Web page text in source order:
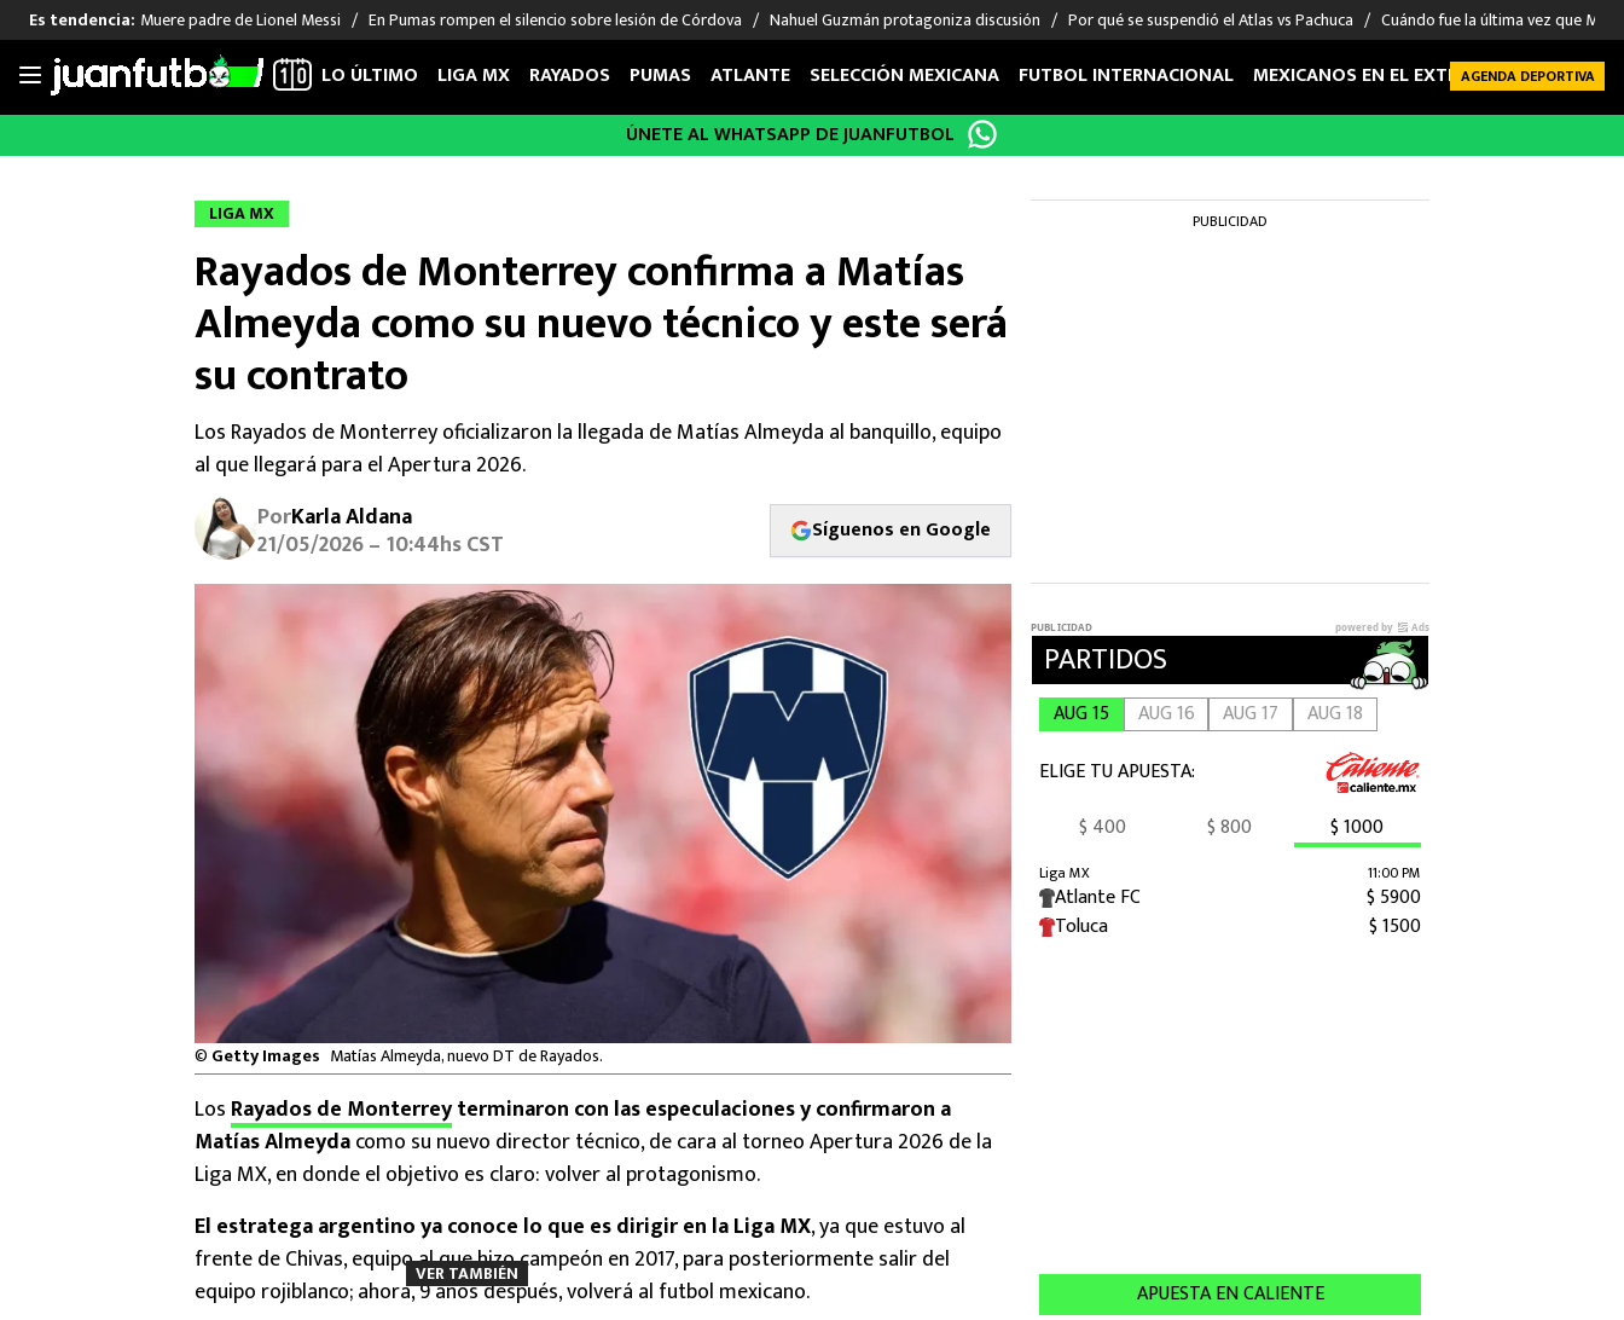
Saltar
Es tendencia: Muere padre de Lionel Messi En Pumas rompen el silencio sobre lesión de Córdova Nahuel Guzmán protagoniza discusión Por qué se suspendió el Atlas vs Pachuca Cuándo fue la última vez que
LIGA MX
Chivas de Guadalajara
Liga MX Femenil
FUT INTERNACIONAL
Las Noticias
Selección Mexicana
Champions League
Europa League
Real Madrid
Barcelona
MEXICANOS EN EL EXTRANJERO
Memo Ochoa
Edson Álvarez
FIGURAS
Sergio Ramos
Giorgos Giakoumakis
André Jardine
DEPORTES
Boxeo
Béisbol
NFL
LO ÚLTIMO LIGA MX RAYADOS PUMAS ATLANTE SELECCIÓN MEXICANA FUTBOL INTERNACIONAL MEXICANOS EN EL EXTRANJERO FUTBOL
AGENDA DEPORTIVA
ÚNETE AL WHATSAPP DE JUANFUTBOL
LIGA MX
Rayados de Monterrey confirma a Matías
Almeyda como su nuevo técnico y este será
su contrato
Los Rayados de Monterrey oficializaron la llegada de Matías Almeyda al banquillo, equipo
al que llegará para el Apertura 2026.
PorKarla Aldana
21/05/2026 – 10:44hs CST Síguenos en Google
© Getty Images Matías Almeyda, nuevo DT de Rayados.
Los Rayados de Monterreyterminaron con las especulaciones y confirmaron a
Matías Almeydacomo su nuevo director técnico, de cara al torneo Apertura 2026 de la
Liga MX, en donde el objetivo es claro: volver al protagonismo.
El estratega argentino ya conoce lo que es dirigir en la Liga MX, ya que estuvo al
frente de Chivas, equipo al que hizo campeón en 2017, para posteriormente salir del
equipo rojiblanco; ahora, 9 años después, volverá al futbol mexicano.
VER TAMBIÉN
PUBLICIDAD